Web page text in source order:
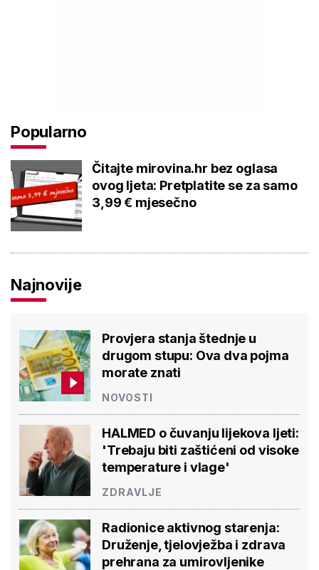
Popularno
Čitajte mirovina.hr bez oglasa
ovog ljeta: Pretplatite se za samo
3,99 € mjesečno
Najnovije
Provjera stanja štednje u
drugom stupu: Ova dva pojma
morate znati
NOVOSTI
HALMED o čuvanju lijekova ljeti:
'Trebaju biti zaštićeni od visoke
temperature i vlage'
ZDRAVLJE
Radionice aktivnog starenja:
Druženje, tjelovježba i zdrava
prehrana za umirovljenike